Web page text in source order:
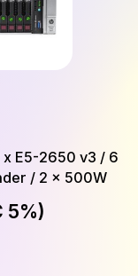
x E5-2650 v3 / 6
/ 2 x 500W
5%)